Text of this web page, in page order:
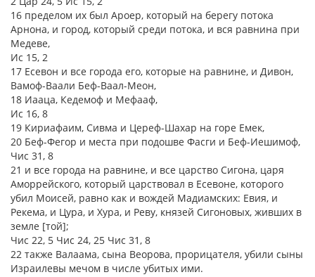
16 пределом их был Ароер, который на берегу потока
Арнона, и город, который среди потока, и вся равнина при
Медеве,
Ис 15, 2
17 Есевон и все города его, которые на равнине, и Дивон,
Вамоф-Ваали Беф-Ваал-Меон,
18 Иааца, Кедемоф и Мефааф,
Ис 16, 8
19 Кириафаим, Сивма и Цереф-Шахар на горе Емек,
20 Беф-Фегор и места при подошве Фасги и Беф-Иешимоф,
Чис 31, 8
21 и все города на равнине, и все царство Сигона, царя
Аморрейского, который царствовал в Есевоне, которого
убил Моисей, равно как и вождей Мадиамских: Евия, и
Рекема, и Цура, и Хура, и Реву, князей Сигоновых, живших в
земле [той];
Чис 22, 5 Чис 24, 25 Чис 31, 8
22 также Валаама, сына Веорова, прорицателя, убили сыны
Израилевы мечом в числе убитых ими.